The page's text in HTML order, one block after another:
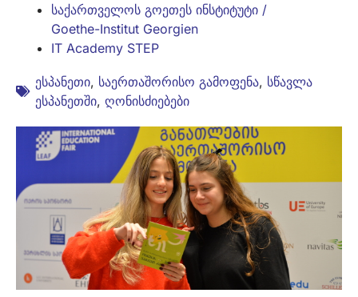
საქართველოს გოეთეს ინსტიტუტი /
Goethe-Institut Georgien
IT Academy STEP
ესპანეთი, საერთაშორისო გამოფენა, სწავლა
ესპანეთში, ღონისძიებები